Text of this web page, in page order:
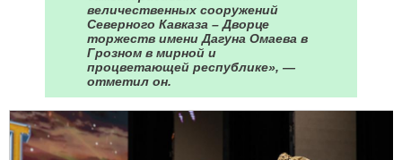
величественных сооружений
Северного Кавказа – Дворце
торжеств имени Дагуна Омаева в
Грозном в мирной и
процветающей республике», —
отметил он.